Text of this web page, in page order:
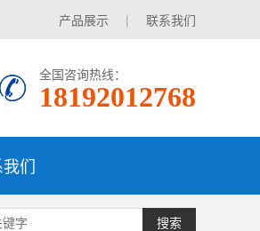
产品展示 | 联系我们
全国咨询热线：
18192012768
们
搜索